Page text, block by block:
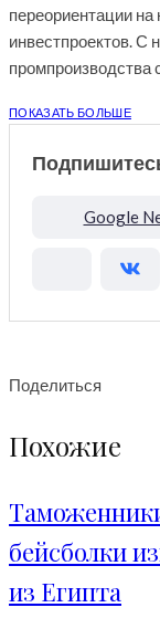
переориентации
инвестпроектов. С
промпроизводства
ПОКАЗАТЬ БОЛЬШЕ
Google
Поделиться
Похожие
бейсболки
из Египта